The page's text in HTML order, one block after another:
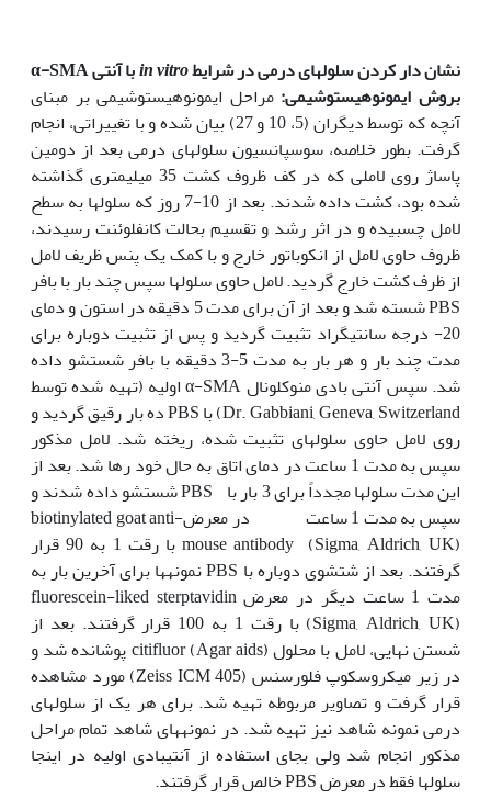
نشان دار کردن سلولهای درمی در شرایطin vitroبا آنتیα-SMA
بروش ایمونوهیستوشیمی: مراحل ایمونوهیستوشیمی بر مبنای
آنچه که توسط دیگران (5، 10 و 27) بیان شده و با تغییراتی، انجام
گرفت. بطور خلاصه، سوسپانسیون سلولهای درمی بعد از دومین
پاساژ روی لاملی که در کف ظروف کشت 35 میلی‏متری گذاشته
شده بود، کشت داده شدند. بعد از 10-7 روز که سلولها به سطح
لامل چسبیده و در اثر رشد و تقسیم بحالت کانفلوئنت رسیدند،
ظروف حاوی لامل از انکوباتور خارج و با کمک یک پنس ظریف لامل
از ظرف کشت خارج گردید. لامل حاوی سلولها سپس چند بار با بافر
PBS شسته شد و بعد از آن برای مدت 5 دقیقه در استون و دمای
20- درجه سانتی‏گراد تثبیت گردید و پس از تثبیت دوباره برای
مدت چند بار و هر بار به مدت 5-3 دقیقه با بافر شستشو داده
شد. سپس آنتی بادی منوکلونال α-SMA اولیه (تهیه شده توسط
Dr. Gabbiani, Geneva, Switzerland) با PBS ده بار رقیق گردید و
روی لامل حاوی سلولهای تثبیت شده، ریخته شد. لامل مذکور
سپس به مدت 1 ساعت در دمای اتاق به حال خود رها شد. بعد از
این مدت سلولها مجدداً برای 3 بار با PBS شستشو داده شدند و
سپس به مدت 1 ساعت در معرضbiotinylated goat anti-
mouse antibody (Sigma, Aldrich, UK) با رقت 1 به 90 قرار
گرفتند. بعد از شتشوی دوباره با PBS نمونه‏ها برای آخرین بار به
مدت 1 ساعت دیگر در معرض fluorescein-liked sterptavidin
(Sigma, Aldrich, UK) با رقت 1 به 100 قرار گرفتند. بعد از
شستن نهایی، لامل با محلول citifluor (Agar aids) پوشانده شد و
در زیر میکروسکوپ فلورسنس (Zeiss ICM 405) مورد مشاهده
قرار گرفت و تصاویر مربوطه تهیه شد. برای هر یک از سلولهای
درمی نمونه شاهد نیز تهیه شد. در نمونه‏های شاهد تمام مراحل
مذکور انجام شد ولی بجای استفاده از آنتی‏بادی اولیه در اینجا
سلولها فقط در معرض PBS خالص قرار گرفتند.